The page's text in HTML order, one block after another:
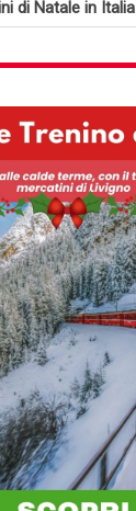
di Natale in Italia